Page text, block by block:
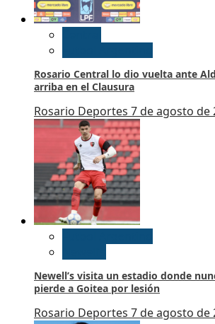
Rosario Central lo dio vuelta ante
arriba en el Clausura
Rosario Deportes 7 de agosto de
Newell’s visita un estadio donde
pierde a Goitea por lesión
Rosario Deportes 7 de agosto de